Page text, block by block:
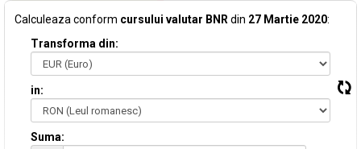
Calculeaza conform cursului valutar BNR din 27 Martie 2020:
Transforma din:
in:
Suma: